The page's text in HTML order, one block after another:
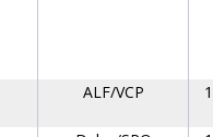
ALF/VCP